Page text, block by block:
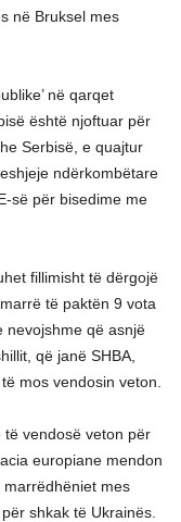
në Bruksel mes
në qarqet
është njoftuar për
Serbisë, e quajtur
ndërkombëtare
së për bisedime me
fillimisht të dërgojë
të paktën 9 vota
nevojshme që asnjë
që janë SHBA,
mos vendosin veton.
të vendosë veton për
europiane mendon
mes
shkak të Ukrainës.